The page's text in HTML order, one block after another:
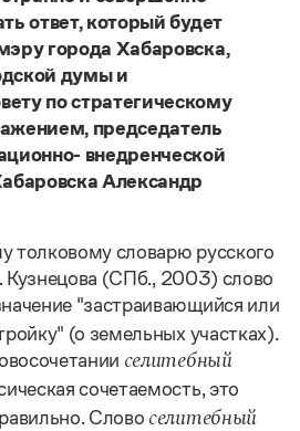
ответ, который будет
города Хабаровска,
думы и
по стратегическому
председатель
внедренческой
Александр
толковому словарю русского
Кузнецова (СПб., 2003) слово
"застраивающийся или
(о земельных участках).
селитебный
сочетаемость, это
Слово селитебный